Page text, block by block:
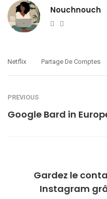
Nouchnouch
Website
Netflix Partage De Comptes
PREVIOUS
Google Bard in
Gardez le
Instagram